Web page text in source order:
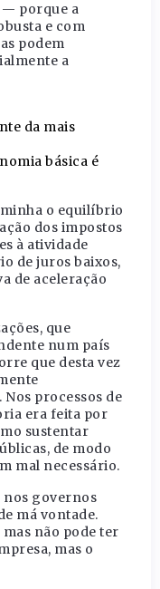
porque a
e com
podem
a
da mais
básica é
o equilíbrio
dos impostos
à atividade
de juros baixos,
de aceleração
que
num país
que desta vez
processos de
era feita por
sustentar
de modo
mal necessário.
nos governos
má vontade.
não pode ter
mas o